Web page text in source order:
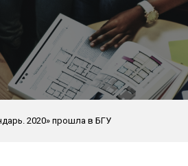
2020» прошла в БГУ